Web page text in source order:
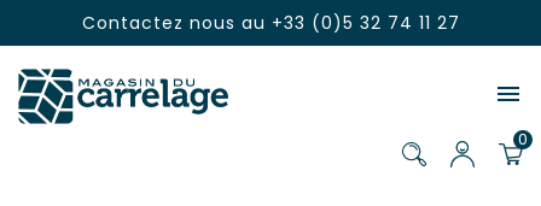
Contactez nous au +33 (0)5 32 74 11 27

0